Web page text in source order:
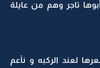
23 سنة وأبوها تاجر وهم من عايلة
لعند الركبه و نآعم